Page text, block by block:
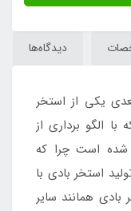
دیدگاه‌ها
یکی از استخر
الگو برداری از
است چرا که
استخر بادی با
همانند سایر